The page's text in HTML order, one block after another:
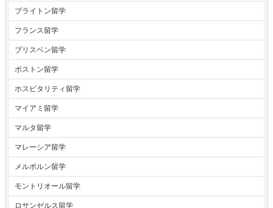
ブライトン留学
フランス留学
ブリスベン留学
ボストン留学
ホスピタリティ留学
マイアミ留学
マルタ留学
マレーシア留学
メルボルン留学
モントリオール留学
ロサンゼルス留学